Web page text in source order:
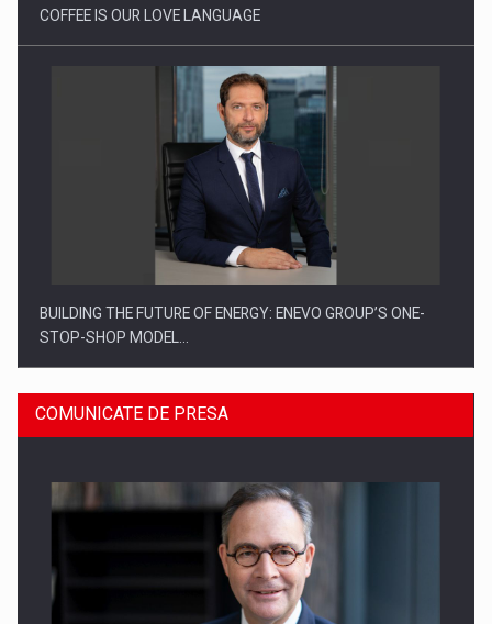
COFFEE IS OUR LOVE LANGUAGE
BUILDING THE FUTURE OF ENERGY: ENEVO GROUP’S ONE-
STOP-SHOP MODEL…
COMUNICATE DE PRESA